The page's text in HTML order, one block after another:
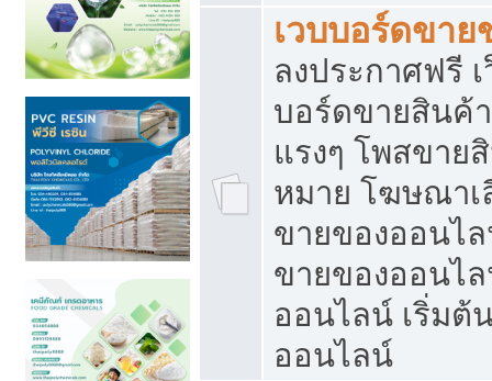
เวบบอร์ดขา
ลงประกาศฟรี
บอร์ดขายสินค้
แรงๆ โพสขาย
หมาย โฆษณาเ
ขายของออนไ
ขายของออนไ
ออนไลน์ เริ่มต้
ออนไลน์